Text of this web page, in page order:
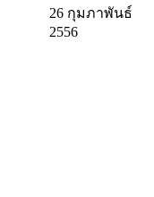
26 กุมภาพันธ์
2556